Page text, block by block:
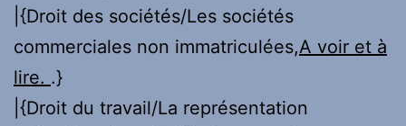
|{Droit des sociétés/Les sociétés
commerciales non immatriculées,A voir et à
lire. .}
|{Droit du travail/La représentation